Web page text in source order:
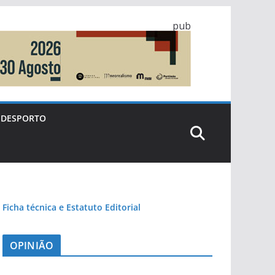
pub
DESPORTO
Ficha técnica e Estatuto Editorial
OPINIÃO